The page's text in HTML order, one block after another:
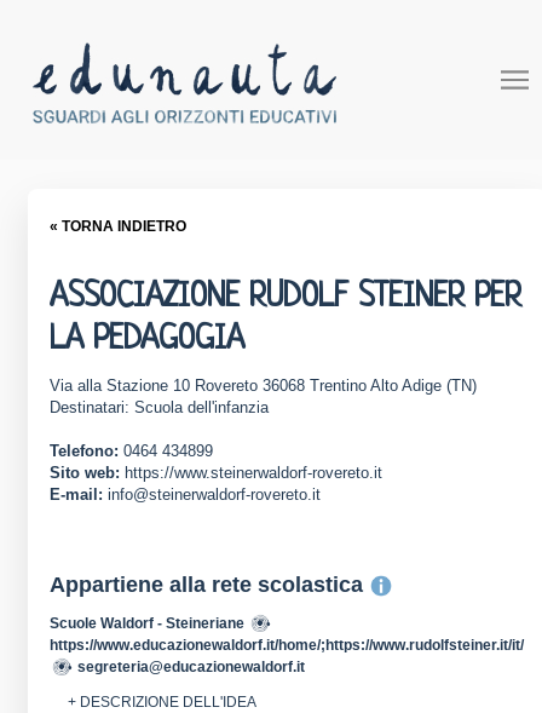
« TORNA INDIETRO
ASSOCIAZIONE RUDOLF STEINER PER
LA PEDAGOGIA
Via alla Stazione 10 Rovereto 36068 Trentino Alto Adige (TN)
Destinatari: Scuola dell'infanzia
Telefono: 0464 434899
Sito web: https://www.steinerwaldorf-rovereto.it
E-mail: info@steinerwaldorf-rovereto.it
Appartiene alla rete scolastica
Scuole Waldorf - Steineriane
https://www.educazionewaldorf.it/home/;https://www.rudolfsteiner.it/it/
segreteria@educazionewaldorf.it
+ DESCRIZIONE DELL'IDEA